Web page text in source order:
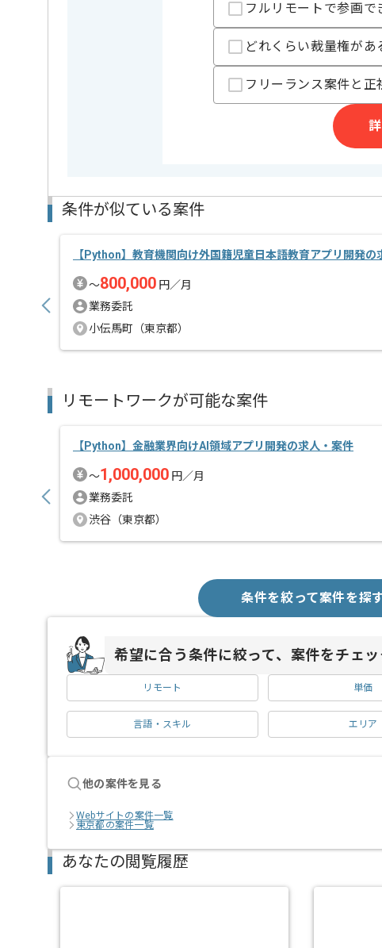
制作現場での最新トレンドの導入を積極的に行ったり、
デザインにおける画力、構成力等の向上を支援する社風が
フルリモートで参画で
どれくらい裁量権があ
フリーランス案件と
条件が似ている案件
【Python】教育機関向け外国籍児童日本語教育アプリ開発の
〜800,000 円／月
業務委託
小伝馬町（東京都）
リモートワークが可能な案件
【Python】金融業界向けAI領域アプリ開発の求人・案件
〜1,000,000 円／月
業務委託
渋谷（東京都）
条件を絞って案件を探
希望に合う条件に絞って、案件をチェッ
リモート 単価
言語・スキル エリア
他の案件を見る
Webサイトの案件一覧
東京都の案件一覧
あなたの閲覧履歴